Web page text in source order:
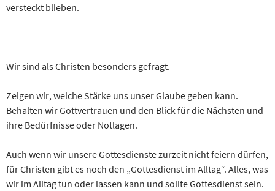
versteckt blieben.
Wir sind als Christen besonders gefragt.
Zeigen wir, welche Stärke uns unser Glaube geben kann.
Behalten wir Gottvertrauen und den Blick für die Nächsten und
ihre Bedürfnisse oder Notlagen.
Auch wenn wir unsere Gottesdienste zurzeit nicht feiern dürfen,
für Christen gibt es noch den „Gottesdienst im Alltag“. Alles, was
wir im Alltag tun oder lassen kann und sollte Gottesdienst sein.